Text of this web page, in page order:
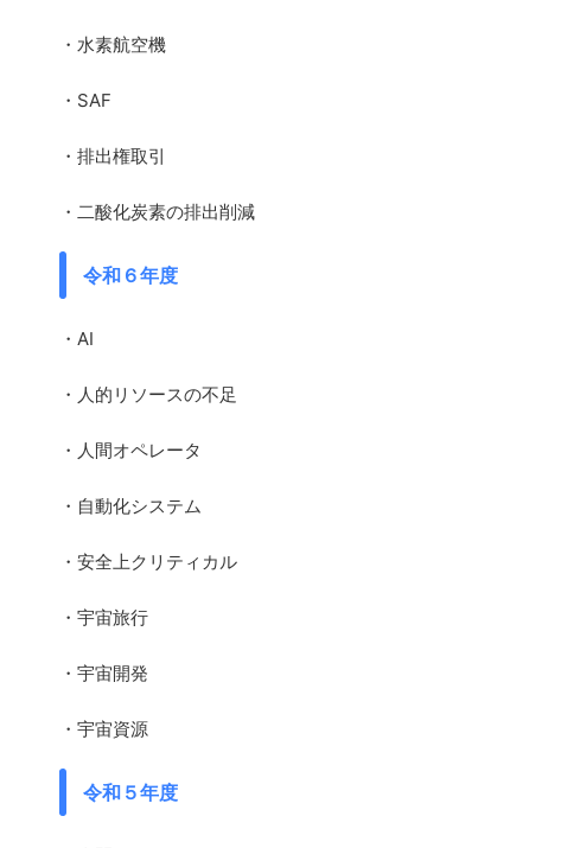
・水素航空機
・SAF
・排出権取引
・二酸化炭素の排出削減
令和６年度
・AI
・人的リソースの不足
・人間オペレータ
・自動化システム
・安全上クリティカル
・宇宙旅行
・宇宙開発
・宇宙資源
令和５年度